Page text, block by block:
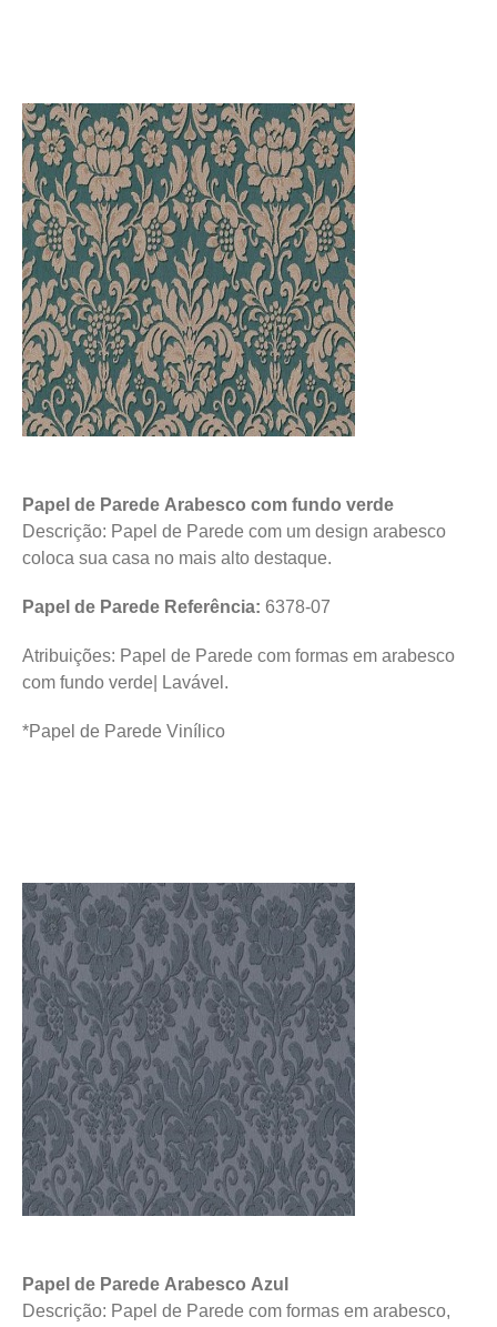
Papel de Parede Arabesco com fundo verde
Descrição: Papel de Parede com um design arabesco
coloca sua casa no mais alto destaque.
Papel de Parede Referência: 6378-07
Atribuições: Papel de Parede com formas em arabesco
com fundo verde| Lavável.
*Papel de Parede Vinílico
Papel de Parede Arabesco Azul
Descrição: Papel de Parede com formas em arabesco,